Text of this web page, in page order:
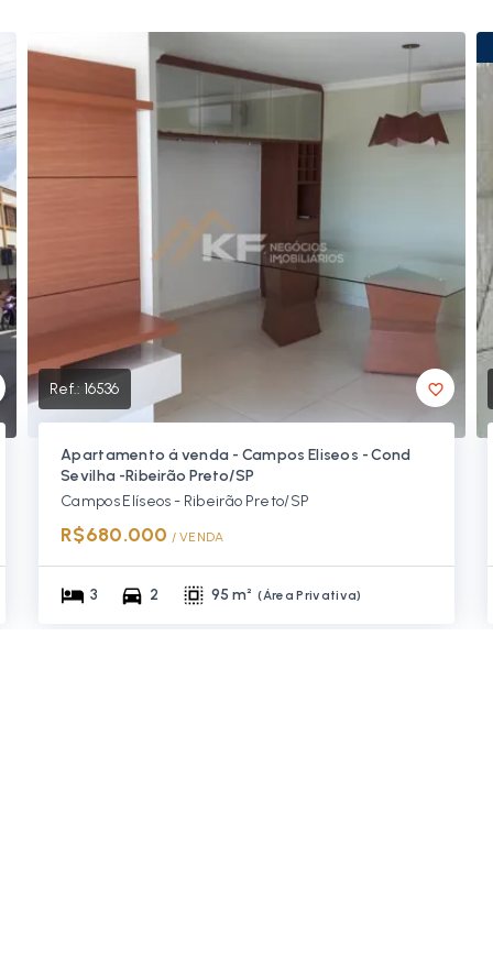
Ref.: 16536
Apartamento á venda - Campos Eliseos - Cond
Sevilha -Ribeirão Preto/SP
Campos Elíseos - Ribeirão Preto/SP
R$680.000 / VENDA
3 2 95 m² (Área Privativa)